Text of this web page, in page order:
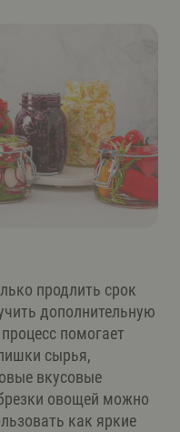
продлить срок
дополнительную
помогает
сырья,
вкусовые
овощей можно
как яркие